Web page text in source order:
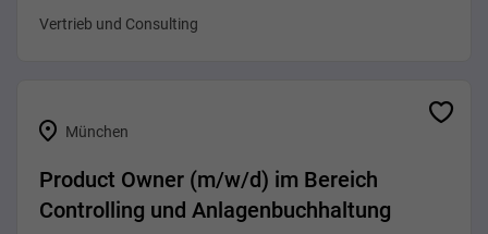
Vertrieb und Consulting
München
Product Owner (m/w/d) im Bereich
Controlling und Anlagenbuchhaltung